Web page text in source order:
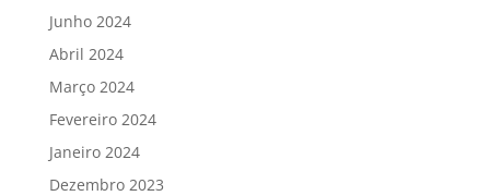
Junho 2024
Abril 2024
Março 2024
Fevereiro 2024
Janeiro 2024
Dezembro 2023